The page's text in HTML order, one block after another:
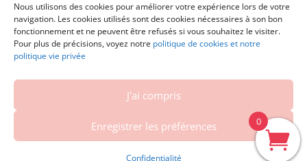
Nous utilisons des cookies pour améliorer votre expérience lors de votre
navigation. Les cookies utilisés sont des cookies nécessaires à son bon
fonctionnement et ne peuvent être refusés si vous souhaitez le visiter.
Pour plus de précisions, voyez notre politique de cookies et notre
politique vie privée
J'ai compris
Enregistrer les préférences
Confidentialité
BE 0765.825.589
© La Maison de Malou – TDM interdit sauf accord
écrit préalable | Entraînement d’IA strictement
interdit.
Conditions générales – Conditions
Droit de
rétractation| Powered by DelaSuitedanslesID
0